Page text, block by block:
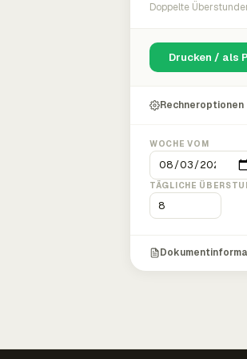
Doppelte
Drucken / als
Rechneroptionen
WOCHE VOM
TÄGLICHE